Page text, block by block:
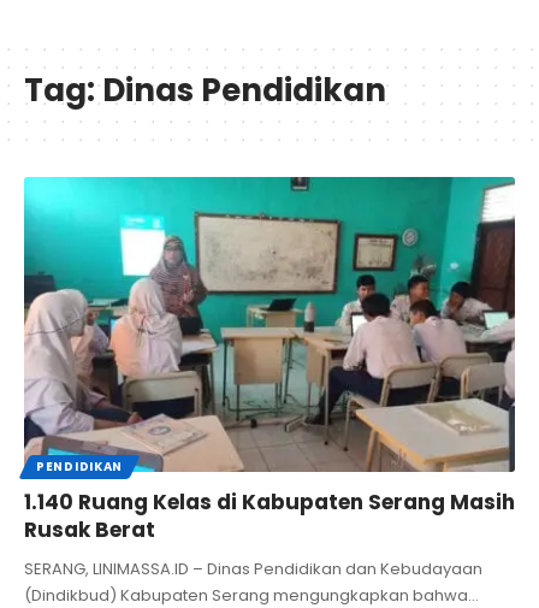
Tag:Dinas Pendidikan
PENDIDIKAN
1.140 Ruang Kelas di Kabupaten Serang Masih
Rusak Berat
SERANG, LINIMASSA.ID – Dinas Pendidikan dan Kebudayaan
(Dindikbud) Kabupaten Serang mengungkapkan bahwa…